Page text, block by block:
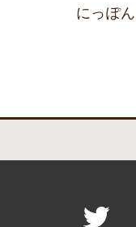
にっぽ